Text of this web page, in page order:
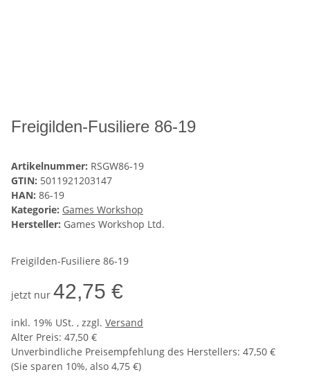
Freigilden-Fusiliere 86-19
Artikelnummer: RSGW86-19
GTIN: 5011921203147
HAN: 86-19
Kategorie: Games Workshop
Hersteller: Games Workshop Ltd.
Freigilden-Fusiliere 86-19
jetzt nur 42,75 €
inkl. 19% USt. , zzgl. Versand
Alter Preis: 47,50 €
Unverbindliche Preisempfehlung des Herstellers: 47,50 €
(Sie sparen 10%, also 4,75 €)